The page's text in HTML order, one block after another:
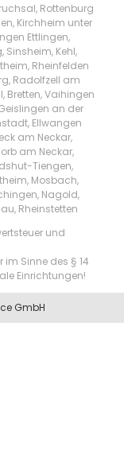
Rottenburg
Kirchheim unter
Ettlingen,
Kehl,
Rheinfelden
Radolfzell am
Bretten, Vaihingen
an der
Ellwangen
am Neckar,
am Neckar,
Tiengen,
Mosbach,
Nagold,
Rheinstetten
und
Sinne des § 14
Einrichtungen!
GmbH